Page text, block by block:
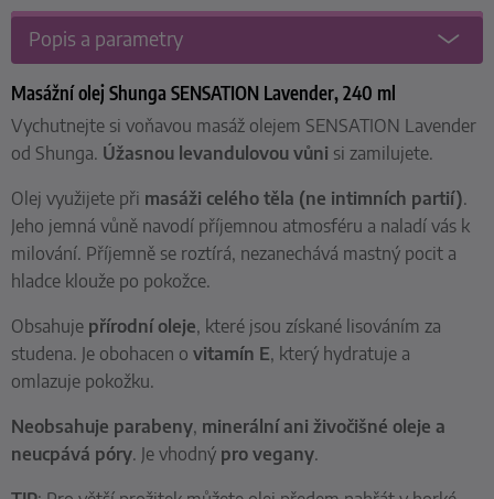
Popis a parametry
Masážní olej Shunga SENSATION Lavender, 240 ml
Vychutnejte si voňavou masáž olejem SENSATION Lavender
od Shunga. Úžasnou levandulovou vůni si zamilujete.
Olej využijete při masáži celého těla (ne intimních partií).
Jeho jemná vůně navodí příjemnou atmosféru a naladí vás k
milování. Příjemně se roztírá, nezanechává mastný pocit a
hladce klouže po pokožce.
Obsahuje přírodní oleje, které jsou získané lisováním za
studena. Je obohacen o vitamín E, který hydratuje a
omlazuje pokožku.
Neobsahuje parabeny, minerální ani živočišné oleje a
neucpává póry. Je vhodný pro vegany.